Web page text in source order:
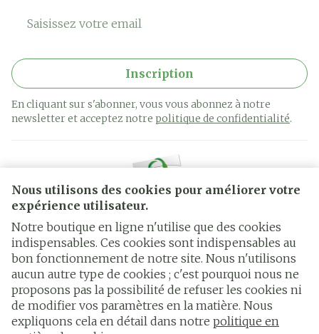
Nous utilisons des cookies pour améliorer votre
expérience utilisateur.
Notre boutique en ligne n'utilise que des cookies
indispensables. Ces cookies sont indispensables au
bon fonctionnement de notre site. Nous n'utilisons
aucun autre type de cookies ; c'est pourquoi nous ne
proposons pas la possibilité de refuser les cookies ni
de modifier vos paramètres en la matière. Nous
expliquons cela en détail dans notre politique en
Adresse mail
Inscription
En cliquant sur s'abonner, vous vous abonnez à notre
newsletter et acceptez notre politique de confidentialité.
Liens légaux